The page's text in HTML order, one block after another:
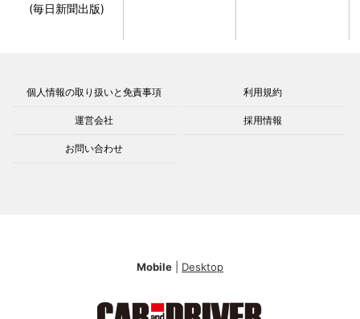
(毎日新聞出版)
個人情報の取り扱いと免責事項 利用規約
運営会社 採用情報
お問い合わせ
Mobile Desktop